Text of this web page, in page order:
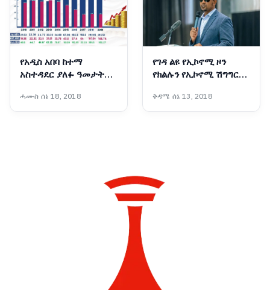
የአዲስ አበባ ከተማ
አስተዳደር ያለፉ ዓመታት
እስከ ልማት ተኮር የበጀት
ሽግግር
ሓሙስ ሰኔ 18, 2018
የገዳ ልዩ የኢኮኖሚ ዞን
የክልሉን የኢኮኖሚ ሽግግር
ተወዳዳሪነት የመለወጥ
ሚናውን እየተወጣ ነው፡-
ቅዳሜ ሰኔ 13, 2018